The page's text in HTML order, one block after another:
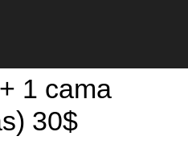
1 cama
30$